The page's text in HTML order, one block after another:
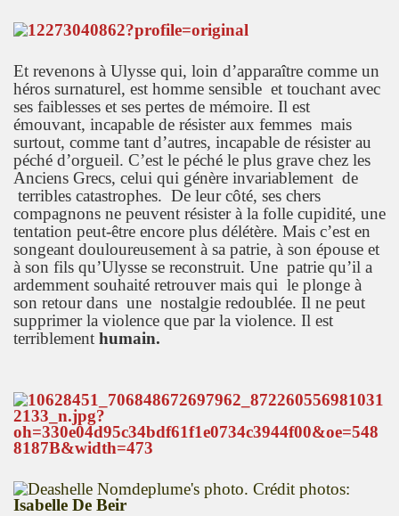
Et revenons à Ulysse qui, loin d’apparaître comme un
héros surnaturel, est homme sensible et touchant avec
ses faiblesses et ses pertes de mémoire. Il est
émouvant, incapable de résister aux femmes mais
surtout, comme tant d’autres, incapable de résister au
péché d’orgueil. C’est le péché le plus grave chez les
Anciens Grecs, celui qui génère invariablement de
terribles catastrophes. De leur côté, ses chers
compagnons ne peuvent résister à la folle cupidité, une
tentation peut-être encore plus délétère. Mais c’est en
songeant douloureusement à sa patrie, à son épouse et
à son fils qu’Ulysse se reconstruit. Une patrie qu’il a
ardemment souhaité retrouver mais qui le plonge à
son retour dans une nostalgie redoublée. Il ne peut
supprimer la violence que par la violence. Il est
terriblement humain.
Crédit photos:
Isabelle De Beir